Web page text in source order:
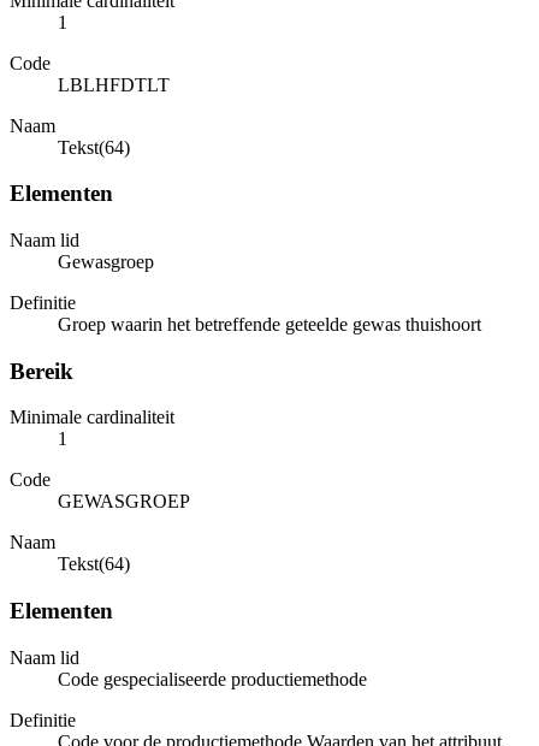
1
Code
LBLHFDTLT
Naam
Tekst(64)
Elementen
Naam lid
Gewasgroep
Definitie
Groep waarin het betreffende geteelde gewas thuishoort
Bereik
Minimale cardinaliteit
1
Code
GEWASGROEP
Naam
Tekst(64)
Elementen
Naam lid
Code gespecialiseerde productiemethode
Definitie
Code voor de productiemethode.Waarden van het attribuut